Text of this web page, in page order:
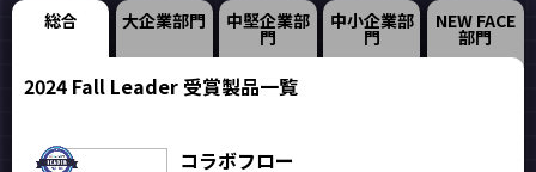
総合 大企業部門 中堅企業部
門
中小企業部
門
NEW FACE
部門
2024 Fall Leader 受賞製品一覧
コラボフロー